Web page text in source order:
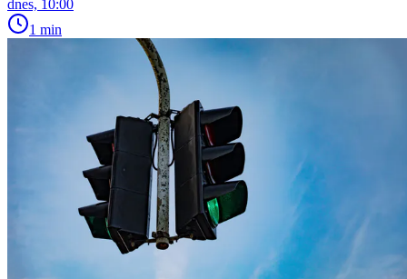
dnes, 10:00
1 min